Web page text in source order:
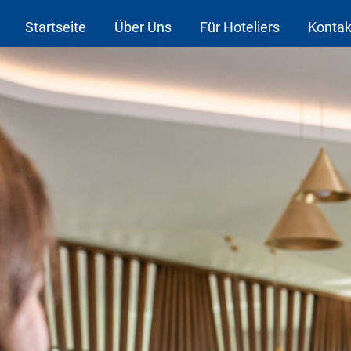
Startseite Über Uns Für Hoteliers